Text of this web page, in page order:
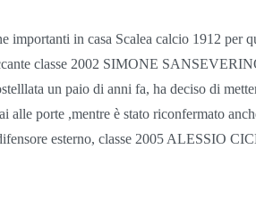
importanti in casa Scalea calcio 1912 per
classe 2002 SIMONE
un paio di anni fa, ha deciso di
alle porte ,mentre è stato riconfermato
esterno, classe 2005 ALESSIO